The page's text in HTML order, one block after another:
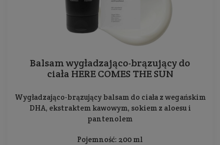
Balsam wygładzająco-brązujący do
ciała HERE COMES THE SUN
Wygładzająco-brązujący balsam do ciała z wegańskim
DHA, ekstraktem kawowym, sokiem z aloesu i
pantenolem
Pojemność: 200 ml